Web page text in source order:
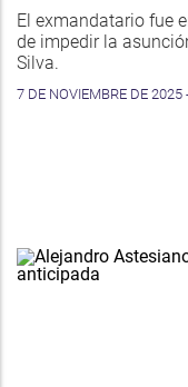
El exmandatario fue
de impedir la
Silva.
7 DE NOVIEMBRE DE 2025